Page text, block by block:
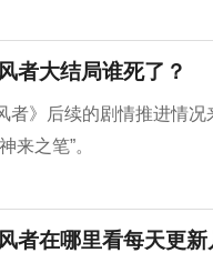
者大结局谁死了？
者》后续的剧情推进情
来之笔”。
者在哪里看每天更新